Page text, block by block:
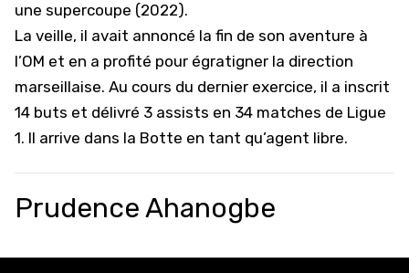
une supercoupe (2022).
La veille, il avait annoncé la fin de son aventure à
l’OM et en a profité pour égratigner la direction
marseillaise. Au cours du dernier exercice, il a inscrit
14 buts et délivré 3 assists en 34 matches de Ligue
1. Il arrive dans la Botte en tant qu’agent libre.
Prudence Ahanogbe